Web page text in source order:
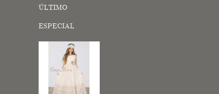
ÚLTIMO
ESPECIAL